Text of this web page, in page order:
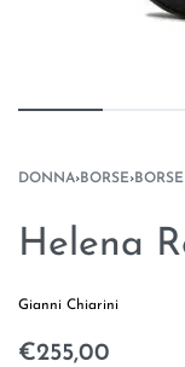
DONNA›BORSE›
Helena
Gianni Chiarini
€255,00